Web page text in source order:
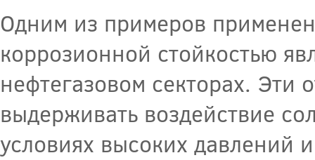
Одним из примеров
коррозионной стойкостью
нефтегазовом секторах. Эти
выдерживать воздействие
условиях высоких давлений